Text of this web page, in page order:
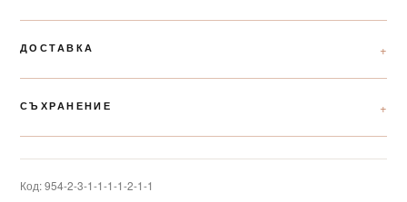
ДОСТАВКА
СЪХРАНЕНИЕ
Код:954-2-3-1-1-1-1-2-1-1